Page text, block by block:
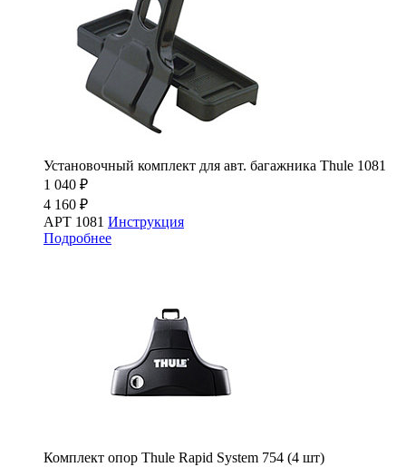
Установочный комплект для авт. багажника Thule 1081
1 040 ₽
4 160 ₽
АРТ 1081 Инструкция
Подробнее
Комплект опор Thule Rapid System 754 (4 шт)